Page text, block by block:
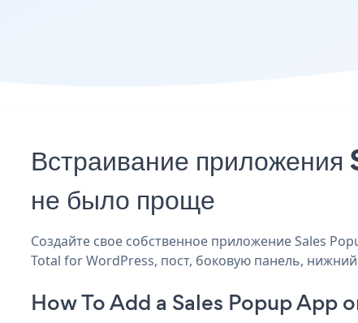
Встраивание
не было проще
Создайте свое собственное приложение Sales
Total for WordPress, пост, боковую панель,
How To Add a Sales Popup App